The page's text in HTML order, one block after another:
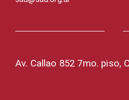
Av. Callao 852 7mo. piso,